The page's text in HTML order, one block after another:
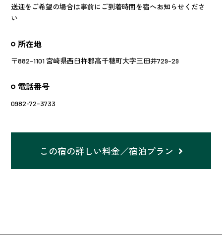
送迎をご希望の場合は事前にご到着時間を宿へお知らせくださ
い
所在地
〒882-1101 宮崎県西臼杵郡高千穂町大字三田井729-29
電話番号
0982-72-3733
この宿の詳しい料金／宿泊プラン